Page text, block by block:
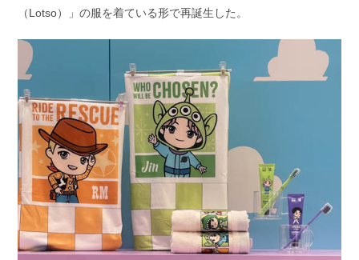
（Lotso）」の服を着ている形で再誕生した。